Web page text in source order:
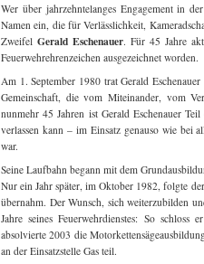
Wer über jahrzehntelanges Engagement in der
Namen ein, die für Verlässlichkeit,
Zweifel Gerald Eschenauer. Für 45 Jahre
Feuerwehrehrenzeichen ausgezeichnet worden.
Am 1. September 1980 trat Gerald
Gemeinschaft, die vom Miteinander, vom
nunmehr 45 Jahren ist Gerald Eschenauer
verlassen kann – im Einsatz genauso wie bei
war.
Seine Laufbahn begann mit dem
Nur ein Jahr später, im Oktober 1982, folgte
übernahm. Der Wunsch, sich weiterzubilden
Jahre seines Feuerwehrdienstes: So schloss
absolvierte 2003 die
an der Einsatzstelle Gas teil.